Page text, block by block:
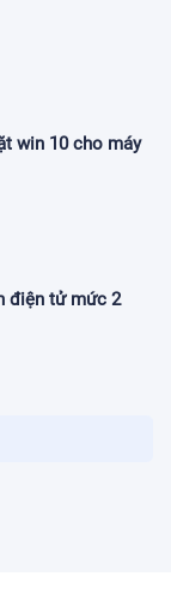
win 10 cho máy
điện tử mức 2